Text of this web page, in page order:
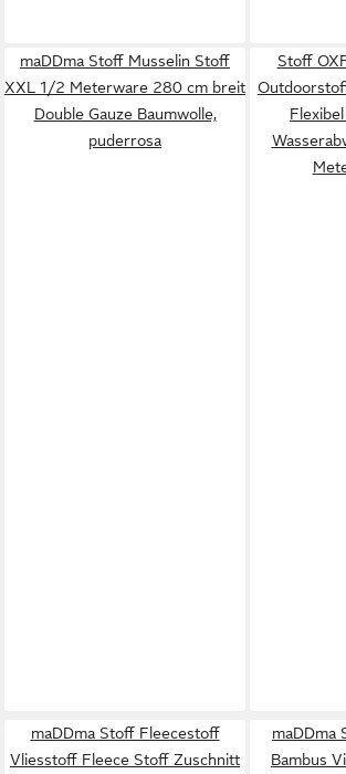
maDDma Stoff Musselin Stoff
XXL 1/2 Meterware 280 cm breit
Double Gauze Baumwolle,
puderrosa
Stoff
maDDma Stoff Fleecestoff
Vliesstoff Fleece Stoff Zuschnitt
maDDma
Bambus